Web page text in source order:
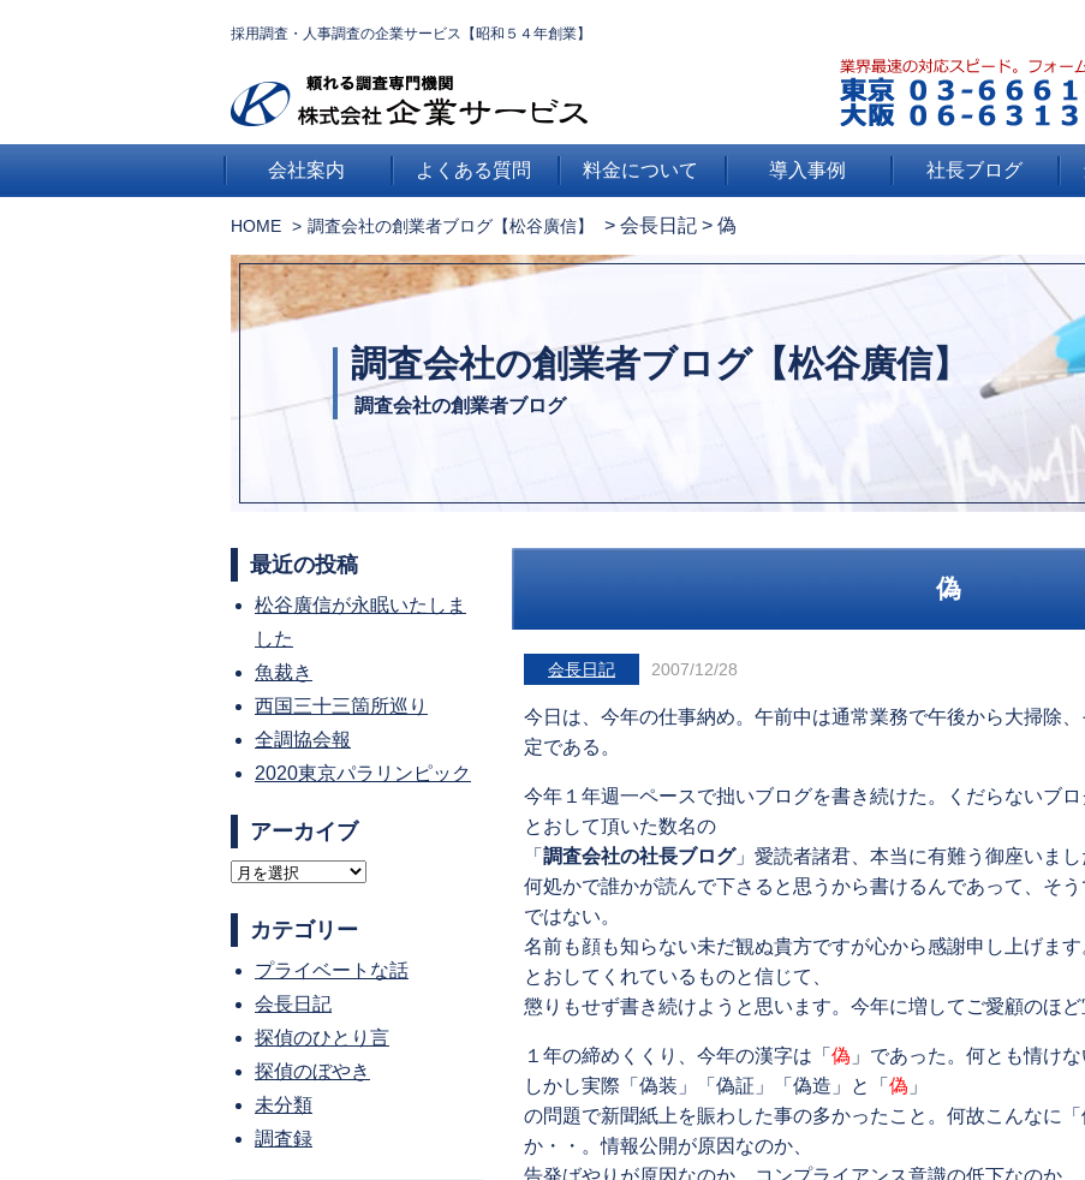
採用調査・人事調査の企業サービス【昭和５４年創業】
会社案内 よくある質問 料金について 導入事例 社長ブログ
HOME 調査会社の創業者ブログ【松谷廣信】 > 会長日記 > 偽
調査会社の創業者ブログ【松谷廣信】
調査会社の創業者ブログ
偽
会長日記 2007/12/28
今日は、今年の仕事納め。午前中は通常業務で午後から大掃除
定である。
今年１年週一ペースで拙いブログを書き続けた。くだらないブ
とおして頂いた数名の
「 調査会社の社長ブログ」愛読者諸君、本当に有難う御座いまし
何処かで誰かが読んで下さると思うから書けるんであって、そ
ではない。
名前も顔も知らない未だ観ぬ貴方ですが心から感謝申し上げま
とおしてくれているものと信じて、
懲りもせず書き続けようと思います。今年に増してご愛顧のほど
１年の締めくくり、今年の漢字は「 偽 」であった。何とも情けな
しかし実際「偽装」「偽証」「偽造」と「 偽 」
の問題で新聞紙上を賑わした事の多かったこと。何故こんなに
か・・。情報公開が原因なのか、
告発ばやりが原因なのか、コンプライアンス意識の低下なのか
最近の投稿
松谷廣信が永眠いたしま
した
魚裁き
西国三十三箇所巡り
全調協会報
2020東京パラリンピック
アーカイブ
ア
イ
ブ
カテゴリー
プライベートな話
会長日記
探偵のひとり言
探偵のぼやき
未分類
調査録